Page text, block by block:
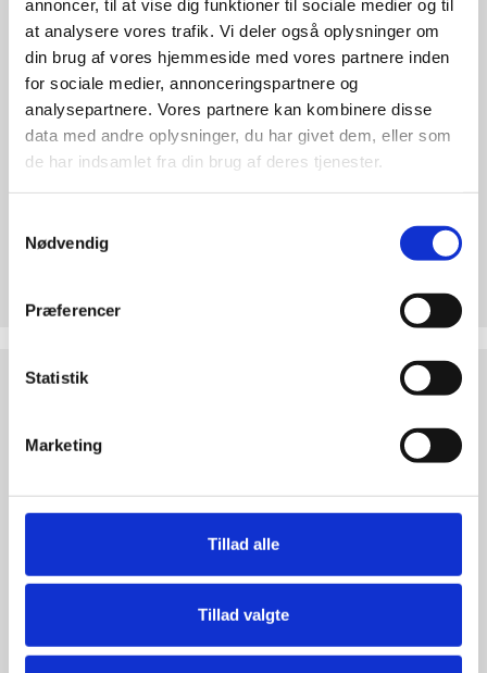
annoncer, til at vise dig funktioner til sociale medier og til
at analysere vores trafik. Vi deler også oplysninger om
din brug af vores hjemmeside med vores partnere inden
for sociale medier, annonceringspartnere og
analysepartnere. Vores partnere kan kombinere disse
data med andre oplysninger, du har givet dem, eller som
de har indsamlet fra din brug af deres tjenester.
Nødvendig
Præferencer
Statistik
Marketing
Tillad alle
Tillad valgte
medlem
af
Retten
Liv
Forsvar det ufødte barn med et medlemskab.
Støt
Liv
Støt Retten til Liv